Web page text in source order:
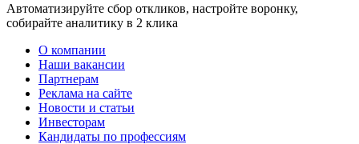
Автоматизируйте сбор откликов, настройте воронку,
собирайте аналитику в 2 клика
О компании
Наши вакансии
Партнерам
Реклама на сайте
Новости и статьи
Инвесторам
Кандидаты по профессиям